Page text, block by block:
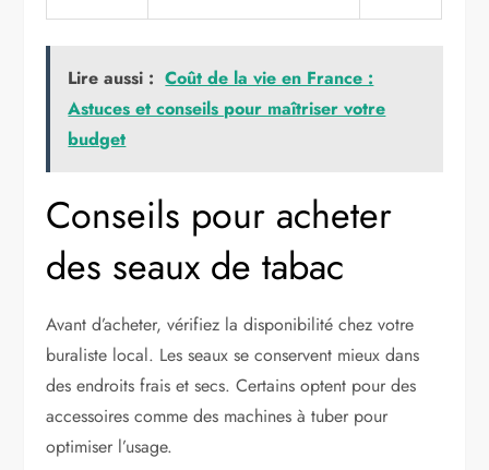
Lire aussi : Coût de la vie en France :
Astuces et conseils pour maîtriser votre
budget
Conseils pour acheter
des seaux de tabac
Avant d’acheter, vérifiez la disponibilité chez votre
buraliste local. Les seaux se conservent mieux dans
des endroits frais et secs. Certains optent pour des
accessoires comme des machines à tuber pour
optimiser l’usage.